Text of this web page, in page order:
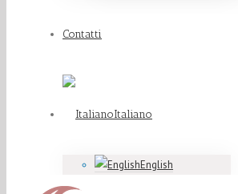
Contatti
Italiano
English